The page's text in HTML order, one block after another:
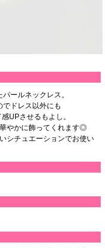
ールネックレス。
ドレス以外にも
UPさせるもよし。
やかに飾ってくれます◎
シチュエーションでお使い